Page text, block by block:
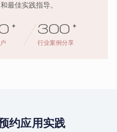
最佳实践指导。
+ 300 +
行业案例分享
约应用实践